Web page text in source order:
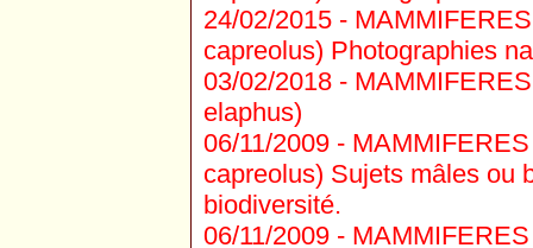
24/02/2015 -
capreolus) Photographies
03/02/2018 -
elaphus)
06/11/2009 -
capreolus) Sujets mâles ou
biodiversité.
06/11/2009 -